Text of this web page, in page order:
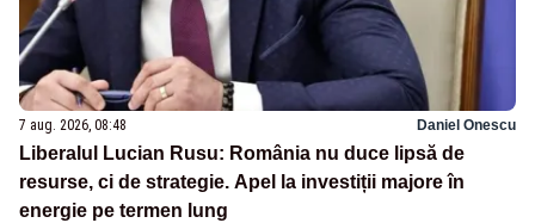
7 aug. 2026, 08:48 Daniel Onescu
Liberalul Lucian Rusu: România nu duce lipsă de
resurse, ci de strategie. Apel la investiții majore în
energie pe termen lung